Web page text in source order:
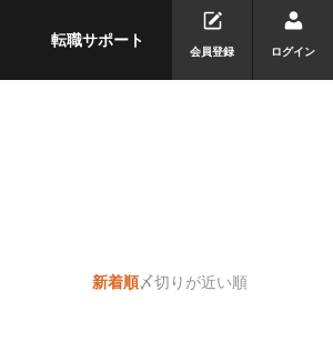
転職サポート
会員登録 ログイン
新着順〆切りが近い順